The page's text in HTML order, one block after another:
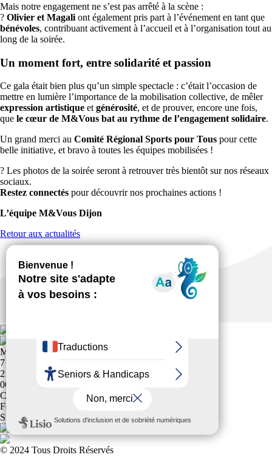
Mais notre engagement ne s’est pas arrêté à la scène :
? Olivier et Magali ont également pris part à l’événement en tant que
bénévoles, contribuant activement à l’accueil et à l’organisation tout au
long de la soirée.
Un moment fort, entre solidarité et passion
Ce gala était bien plus qu’un simple spectacle : c’était l’occasion de
mettre en lumière l’importance de la mobilisation collective, de mêler
expression artistique et générosité, et de prouver, encore une fois,
que le cœur de M&Vous bat au rythme de l’engagement solidaire.
Un grand merci au Comité Régional Sports pour Tous pour cette
belle initiative, et bravo à toutes les équipes mobilisées !
? Les photos de la soirée seront à retrouver très bientôt sur nos réseaux
sociaux.
Restez connectés pour découvrir nos prochaines actions !
L’équipe M&Vous Dijon
Retour aux actualités
M & VOUS
7 RUE PHILIPPE LE HARDI
21000 DIJON
0616253363
Club affilié à la
Fédération Française Sports pour Tous
Suivez-nous !
© 2024 Tous Droits Réservés